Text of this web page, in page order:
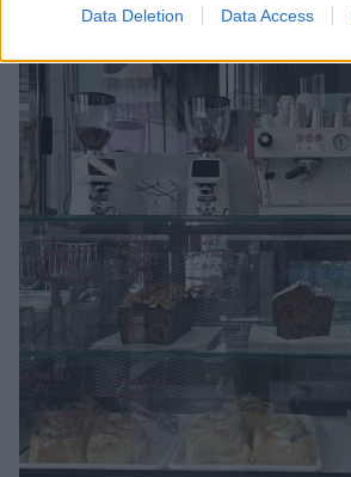
Data Deletion Data Access